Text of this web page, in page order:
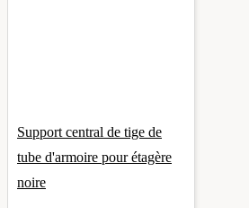
Support central de tige de
tube d'armoire pour étagère
noire